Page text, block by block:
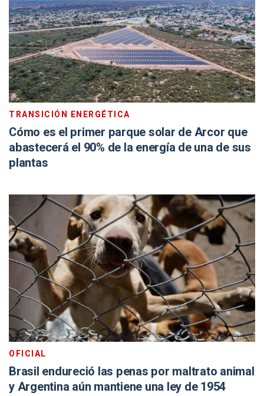
TRANSICIÓN ENERGÉTICA
Cómo es el primer parque solar de Arcor que
abastecerá el 90% de la energía de una de sus
plantas
OFICIAL
Brasil endureció las penas por maltrato animal
y Argentina aún mantiene una ley de 1954